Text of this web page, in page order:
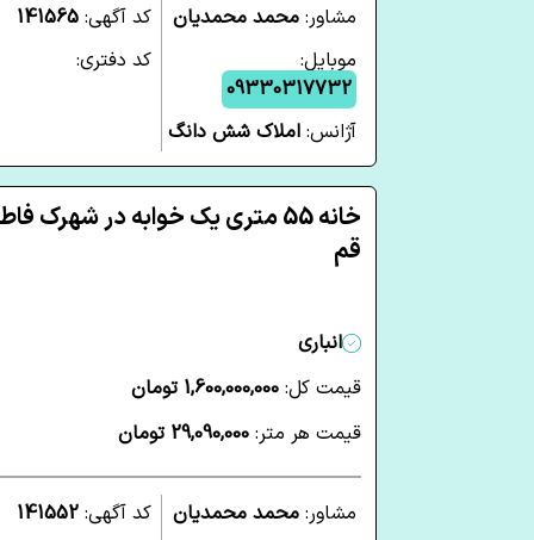
مشاور: محمد محمدیان
موبایل:
09330317732
آژانس: املاک شش دانگ
کد آگهی: 141565
کد دفتری:
خانه 55 متری یک خوابه در شهرک
قم
انباری
قیمت کل: 1,600,000,000 تومان
قیمت هر متر: 29,090,000 تومان
مشاور: محمد محمدیان
کد آگهی: 141552